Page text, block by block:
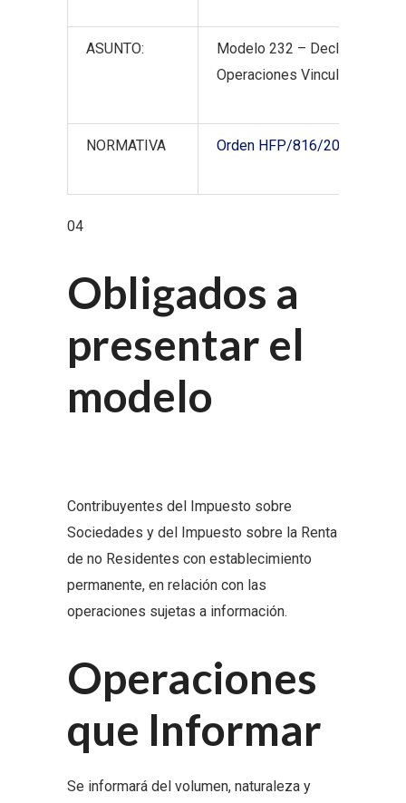
ASUNTO:
Modelo 232 – Declaración
Operaciones Vinculadas
NORMATIVA Orden HFP/816/2017, de 28
04
Obligados a
presentar el
modelo
Contribuyentes del Impuesto sobre
Sociedades y del Impuesto sobre la Renta
de no Residentes con establecimiento
permanente, en relación con las
operaciones sujetas a información.
Operaciones
que Informar
Se informará del volumen, naturaleza y